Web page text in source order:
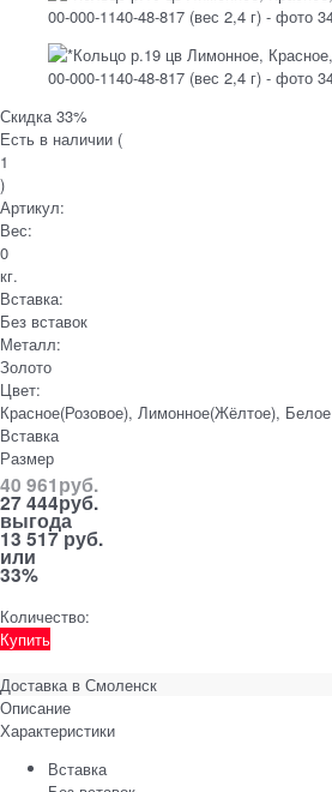
Скидка 33%
Есть в наличии (
1
)
Артикул:
Вес:
0
кг.
Вставка:
Без вставок
Металл:
Золото
Цвет:
Красное(Розовое), Лимонное(Жёлтое), Белое
Вставка
Размер
40 961руб.
27 444руб.
выгода
13 517 руб.
или
33%
Количество:
Купить
Доставка в Смоленск
Описание
Характеристики
Вставка